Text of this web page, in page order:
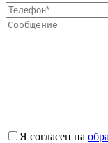
Я согласен на